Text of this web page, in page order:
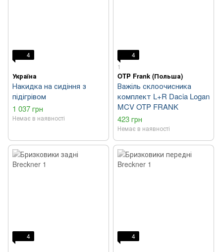
4
Україна
Накидка на сидіння з
підігрівом
1 037 грн
Немає в наявності
4
1
OTP Frank (Польша)
Важіль склоочисника
комплект L+R Dacia Logan
MCV OTP FRANK
423 грн
Немає в наявності
4 4